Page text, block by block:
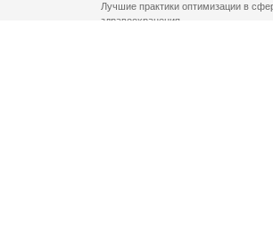
Лучшие практики оптимизации в
здравоохранения